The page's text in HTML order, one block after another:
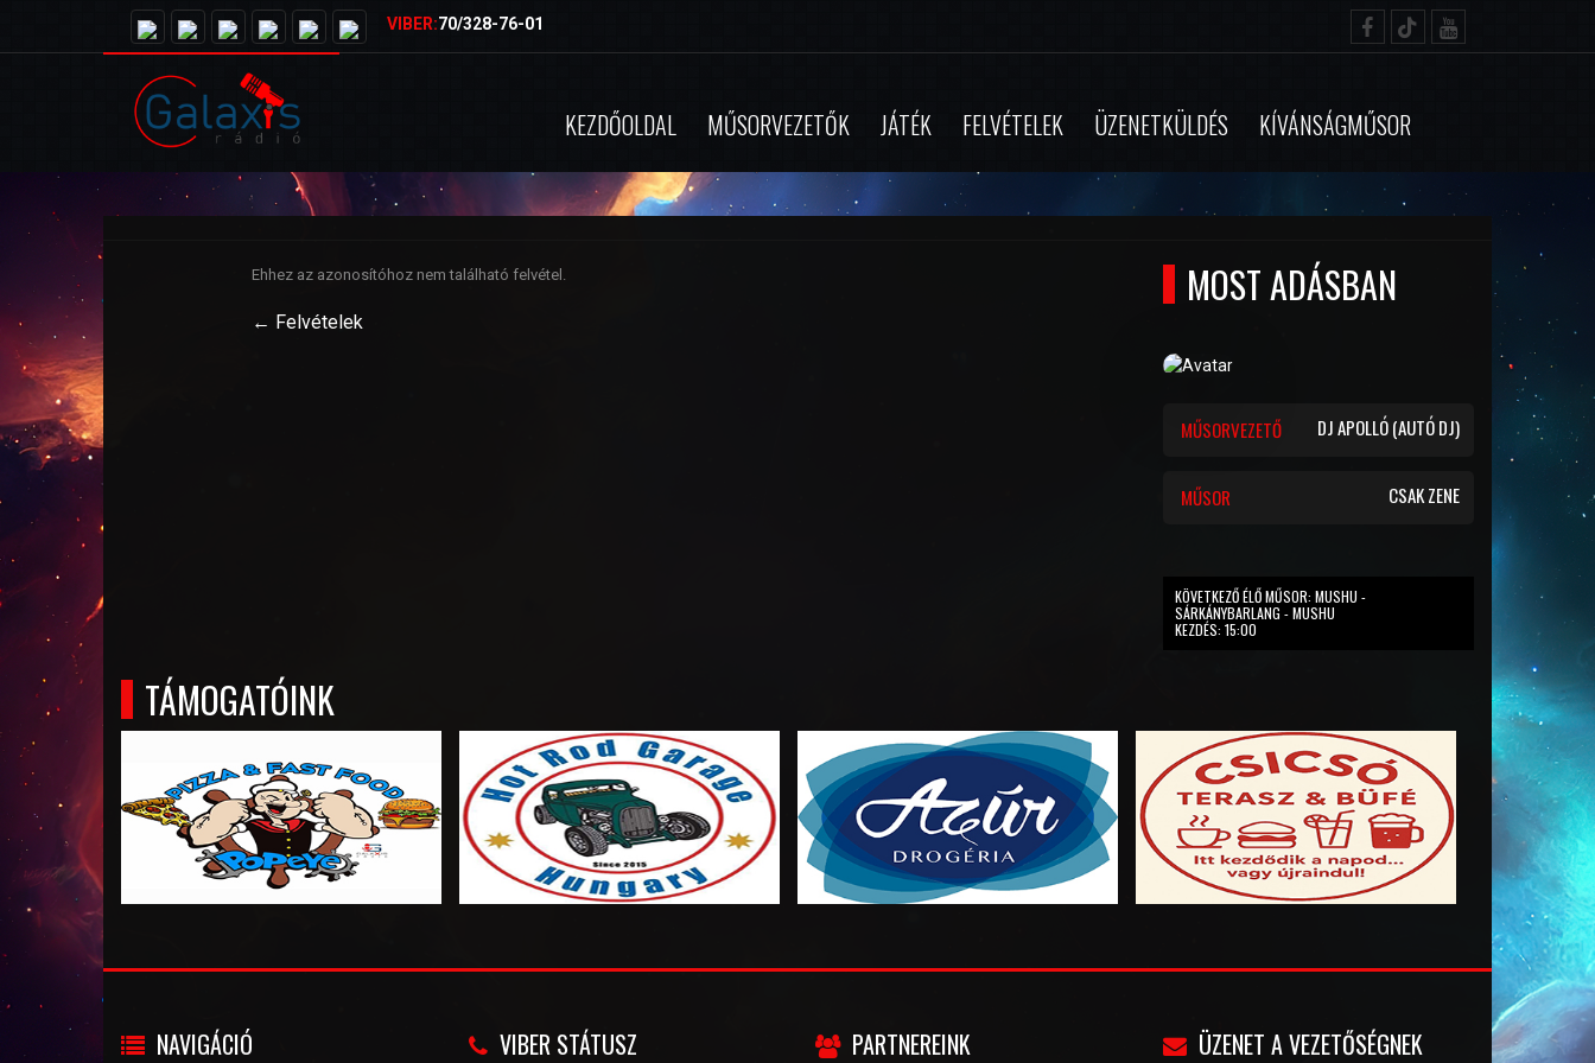
VIBER:70/328-76-01
KEZDŐOLDAL MŰSORVEZETŐK JÁTÉK FELVÉTELEK ÜZENETKÜLDÉS KÍVÁNSÁGMŰSOR
Ehhez az azonosítóhoz nem található felvétel.
← Felvételek
MOST ADÁSBAN
MŰSORVEZETŐ DJ APOLLÓ (AUTÓ DJ)
MŰSOR CSAK ZENE
KÖVETKEZŐ ÉLŐ MŰSOR: MUSHU -
SÁRKÁNYBARLANG - MUSHU
KEZDÉS: 15:00
TÁMOGATÓINK
NAVIGÁCIÓ VIBER STÁTUSZ PARTNEREINK ÜZENET A VEZETŐSÉGNEK